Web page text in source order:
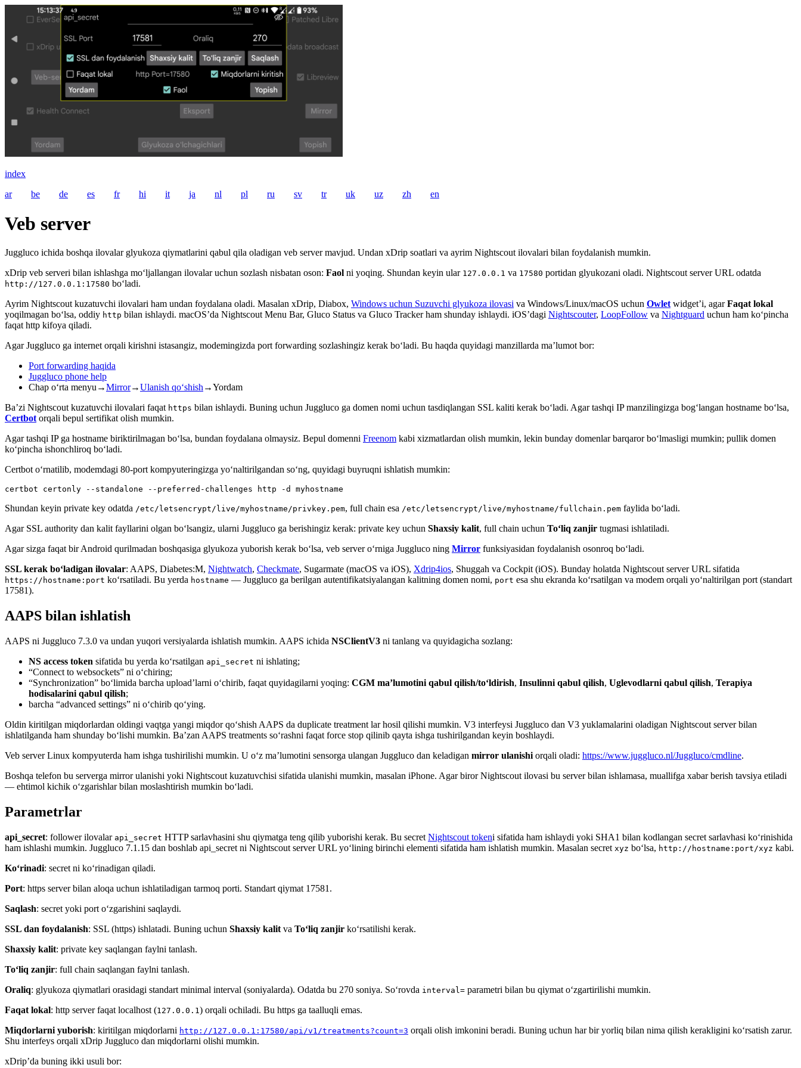
index
ar
be de es fr hi it ja nl pl ru sv tr uk uz zh en
Veb server
Juggluco ichida boshqa ilovalar glyukoza qiymatlarini qabul qila oladigan veb server mavjud. Undan xDrip soatlari va ayrim Nightscout ilovalari bilan foydalanish mumkin.
xDrip veb serveri bilan ishlashga mo‘ljallangan ilovalar uchun sozlash nisbatan oson: Faol ni yoqing. Shundan keyin ular 127.0.0.1 va 17580 portidan glyukozani oladi. Nightscout server URL odatda
http://127.0.0.1:17580 bo‘ladi.
Ayrim Nightscout kuzatuvchi ilovalari ham undan foydalana oladi. Masalan xDrip, Diabox, Windows uchun Suzuvchi glyukoza ilovasi va Windows/Linux/macOS uchun Owlet widget’i, agarFaqat lokal
yoqilmagan bo‘lsa, oddiy http bilan ishlaydi. macOS’da Nightscout Menu Bar, Gluco Status va Gluco Tracker ham shunday ishlaydi. iOS’dagi Nightscouter, LoopFollow va Nightguard uchun ham ko‘pincha
faqat http kifoya qiladi.
Agar Juggluco ga internet orqali kirishni istasangiz, modemingizda port forwarding sozlashingiz kerak bo‘ladi. Bu haqda quyidagi manzillarda ma’lumot bor:
Port forwarding haqida
Juggluco phone help
Chap o‘rta menyu→Mirror→Ulanish qo‘shish →Yordam
Ba’zi Nightscout kuzatuvchi ilovalari faqat https bilan ishlaydi. Buning uchun Juggluco ga domen nomi uchun tasdiqlangan SSL kaliti kerak bo‘ladi. Agar tashqi IP manzilingizga bog‘langan hostname bo‘lsa,
Certbot orqali bepul sertifikat olish mumkin.
Agar tashqi IP ga hostname biriktirilmagan bo‘lsa, bundan foydalana olmaysiz. Bepul domenni Freenom kabi xizmatlardan olish mumkin, lekin bunday domenlar barqaror bo‘lmasligi mumkin; pullik domen
ko‘pincha ishonchliroq bo‘ladi.
Certbot o‘rnatilib, modemdagi 80-port kompyuteringizga yo‘naltirilgandan so‘ng, quyidagi buyruqni ishlatish mumkin:
certbot certonly --standalone --preferred-challenges http -d myhostname
Shundan keyin private key odatda /etc/letsencrypt/live/myhostname/privkey.pem, full chain esa /etc/letsencrypt/live/myhostname/fullchain.pem faylida bo‘ladi.
Agar SSL authority dan kalit fayllarini olgan bo‘lsangiz, ularni Juggluco ga berishingiz kerak: private key uchun Shaxsiy kalit, full chain uchun To‘liq zanjir tugmasi ishlatiladi.
Agar sizga faqat bir Android qurilmadan boshqasiga glyukoza yuborish kerak bo‘lsa, veb server o‘rniga Juggluco ning Mirror funksiyasidan foydalanish osonroq bo‘ladi.
SSL kerak bo‘ladigan ilovalar: AAPS, Diabetes:M, Nightwatch, Checkmate, Sugarmate (macOS va iOS), Xdrip4ios, Shuggah va Cockpit (iOS). Bunday holatda Nightscout server URL sifatida
https://hostname:port ko‘rsatiladi. Bu yerda hostname — Juggluco ga berilgan autentifikatsiyalangan kalitning domen nomi, port esa shu ekranda ko‘rsatilgan va modem orqali yo‘naltirilgan port (standart
17581).
AAPS bilan ishlatish
AAPS ni Juggluco 7.3.0 va undan yuqori versiyalarda ishlatish mumkin. AAPS ichida NSClientV3 ni tanlang va quyidagicha sozlang:
NS access token sifatida bu yerda ko‘rsatilgan api_secret ni ishlating;
“Connect to websockets” ni o‘chiring;
“Synchronization” bo‘limida barcha upload’larni o‘chirib, faqat quyidagilarni yoqing: CGM ma’lumotini qabul qilish/to‘ldirish, Insulinni qabul qilish, Uglevodlarni qabul qilish, Terapiya
hodisalarini qabul qilish;
barcha “advanced settings” ni o‘chirib qo‘ying.
Oldin kiritilgan miqdorlardan oldingi vaqtga yangi miqdor qo‘shish AAPS da duplicate treatment lar hosil qilishi mumkin. V3 interfeysi Juggluco dan V3 yuklamalarini oladigan Nightscout server bilan
ishlatilganda ham shunday bo‘lishi mumkin. Ba’zan AAPS treatments so‘rashni faqat force stop qilinib qayta ishga tushirilgandan keyin boshlaydi.
Veb server Linux kompyuterda ham ishga tushirilishi mumkin. U o‘z ma’lumotini sensorga ulangan Juggluco dan keladigan mirror ulanishi orqali oladi: https://www.juggluco.nl/Juggluco/cmdline.
Boshqa telefon bu serverga mirror ulanishi yoki Nightscout kuzatuvchisi sifatida ulanishi mumkin, masalan iPhone. Agar biror Nightscout ilovasi bu server bilan ishlamasa, muallifga xabar berish tavsiya etiladi
— ehtimol kichik o‘zgarishlar bilan moslashtirish mumkin bo‘ladi.
Parametrlar
api_secret: follower ilovalar api_secret HTTP sarlavhasini shu qiymatga teng qilib yuborishi kerak. Bu secret Nightscout tokeni sifatida ham ishlaydi yoki SHA1 bilan kodlangan secret sarlavhasi ko‘rinishida
ham ishlashi mumkin. Juggluco 7.1.15 dan boshlab api_secret ni Nightscout server URL yo‘lining birinchi elementi sifatida ham ishlatish mumkin. Masalan secret xyz bo‘lsa, http://hostname:port/xyz kabi.
Ko‘rinadi: secret ni ko‘rinadigan qiladi.
Port: https server bilan aloqa uchun ishlatiladigan tarmoq porti. Standart qiymat 17581.
Saqlash: secret yoki port o‘zgarishini saqlaydi.
SSL dan foydalanish: SSL (https) ishlatadi. Buning uchun Shaxsiy kalit va To‘liq zanjir ko‘rsatilishi kerak.
Shaxsiy kalit: private key saqlangan faylni tanlash.
To‘liq zanjir: full chain saqlangan faylni tanlash.
Oraliq: glyukoza qiymatlari orasidagi standart minimal interval (soniyalarda). Odatda bu 270 soniya. So‘rovda interval= parametri bilan bu qiymat o‘zgartirilishi mumkin.
Faqat lokal: http server faqat localhost (127.0.0.1 ) orqali ochiladi. Bu https ga taalluqli emas.
Miqdorlarni yuborish: kiritilgan miqdorlarni http://127.0.0.1:17580/api/v1/treatments?count=3 orqali olish imkonini beradi. Buning uchun har bir yorliq bilan nima qilish kerakligini ko‘rsatish zarur.
Shu interfeys orqali xDrip Juggluco dan miqdorlarni olishi mumkin.
xDrip’da buning ikki usuli bor: